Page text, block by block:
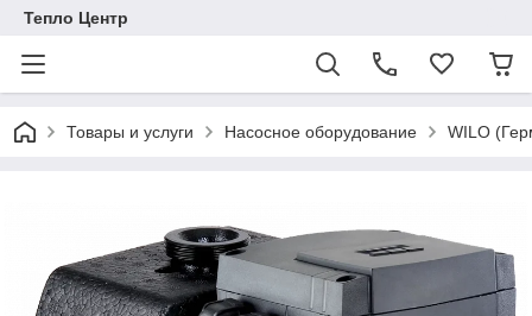
Тепло Центр
Товары и услуги Насосное оборудование WILO